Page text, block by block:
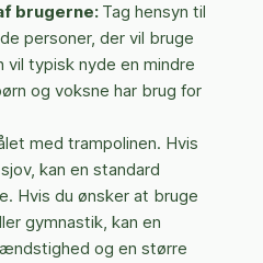
brugerne: Tag hensyn til
personer, der vil bruge
vil typisk nyde en mindre
og voksne har brug for
med trampolinen. Hvis
kan en standard
Hvis du ønsker at bruge
gymnastik, kan en
og en større